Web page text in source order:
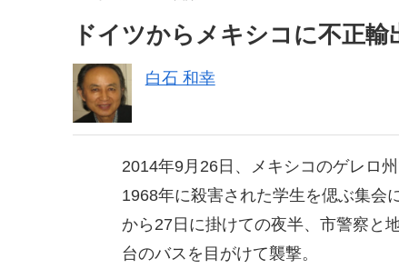
ドイツからメキシコに不正
白石 和幸
2014年9月26日、メキシコのゲレロ
1968年に殺害された学生を偲ぶ集会
から27日に掛けての夜半、市警察と
台のバスを目がけて襲撃。